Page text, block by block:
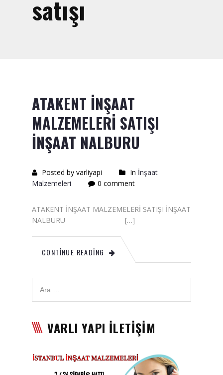
Saten Rulo
Kazma Satışı – Toptan,
Perakende Satış Firması
Bıçak Mastar Satışı
Betokontak Astar
Alçı Yapıştırma Malzemesi
Satışı
İzolasyon Malzemesi Satışı
Satışı
Tavan Boyası
Betopan Malzemesi Satışı
Asma Tavan Malzemesi
Satışı
Asma Tavan Karolam
Malzeme Satışı
satışı
ATAKENT İNŞAAT
MALZEMELERİ SATIŞI
İNŞAAT NALBURU
Posted by varliyapi In İnşaat
Malzemeleri
0 comment
ATAKENT İNŞAAT MALZEMELERİ SATIŞI İNŞAAT
NALBURU […]
CONTINUE READING
VARLI YAPI İLETİŞİM